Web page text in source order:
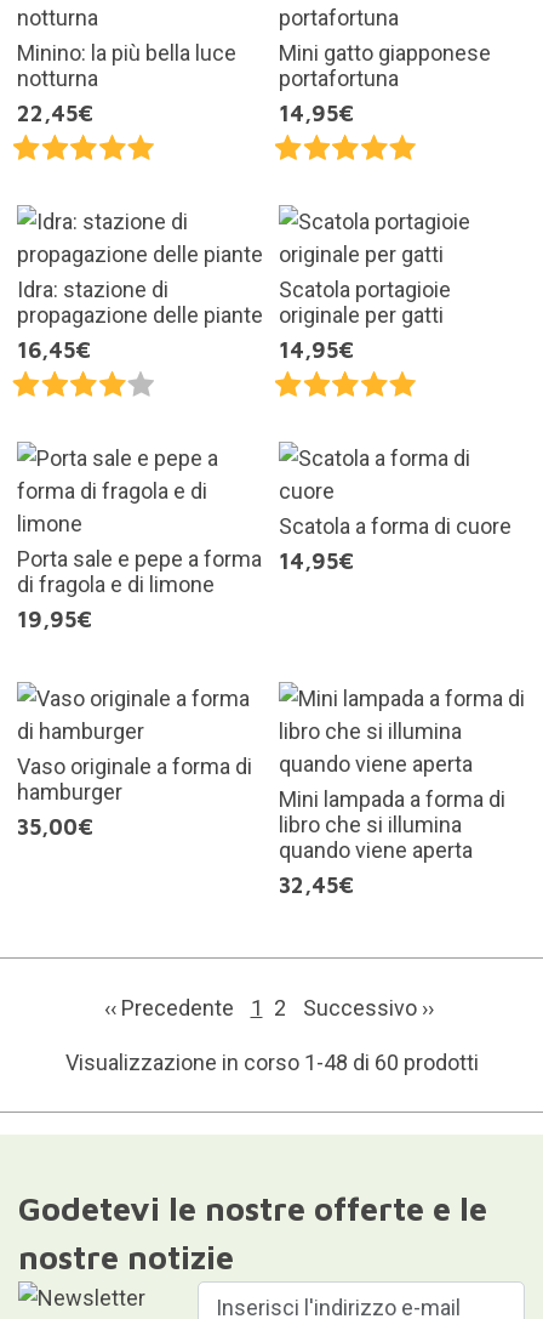
Minino: la più bella luce
notturna
22,45€
Mini gatto giapponese
portafortuna
14,95€
Idra: stazione di
propagazione delle piante
16,45€
Scatola portagioie
originale per gatti
14,95€
Porta sale e pepe a forma
di fragola e di limone
19,95€
Scatola a forma di cuore
14,95€
Vaso originale a forma di
hamburger
35,00€
Mini lampada a forma di
libro che si illumina
quando viene aperta
32,45€
‹‹ Precedente 1 2 Successivo ››
Visualizzazione in corso 1-48 di 60 prodotti
Godetevi le nostre offerte e le
nostre notizie